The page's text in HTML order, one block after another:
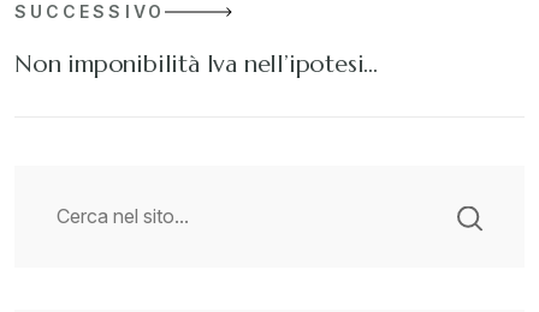
SUCCESSIVO
Non imponibilità Iva nell’ipotesi…